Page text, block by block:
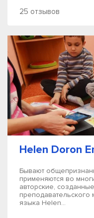
25 отзывов
Helen Doron
Бывают
применяются во
авторские,
преподавательского
языка Helen...